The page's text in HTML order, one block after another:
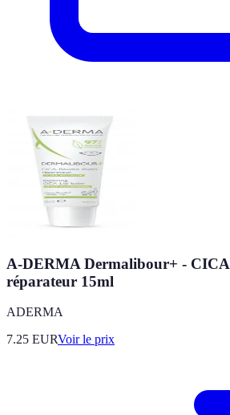
A-DERMA Dermalibour+ -
réparateur 15ml
ADERMA
7.25 EURVoir le prix